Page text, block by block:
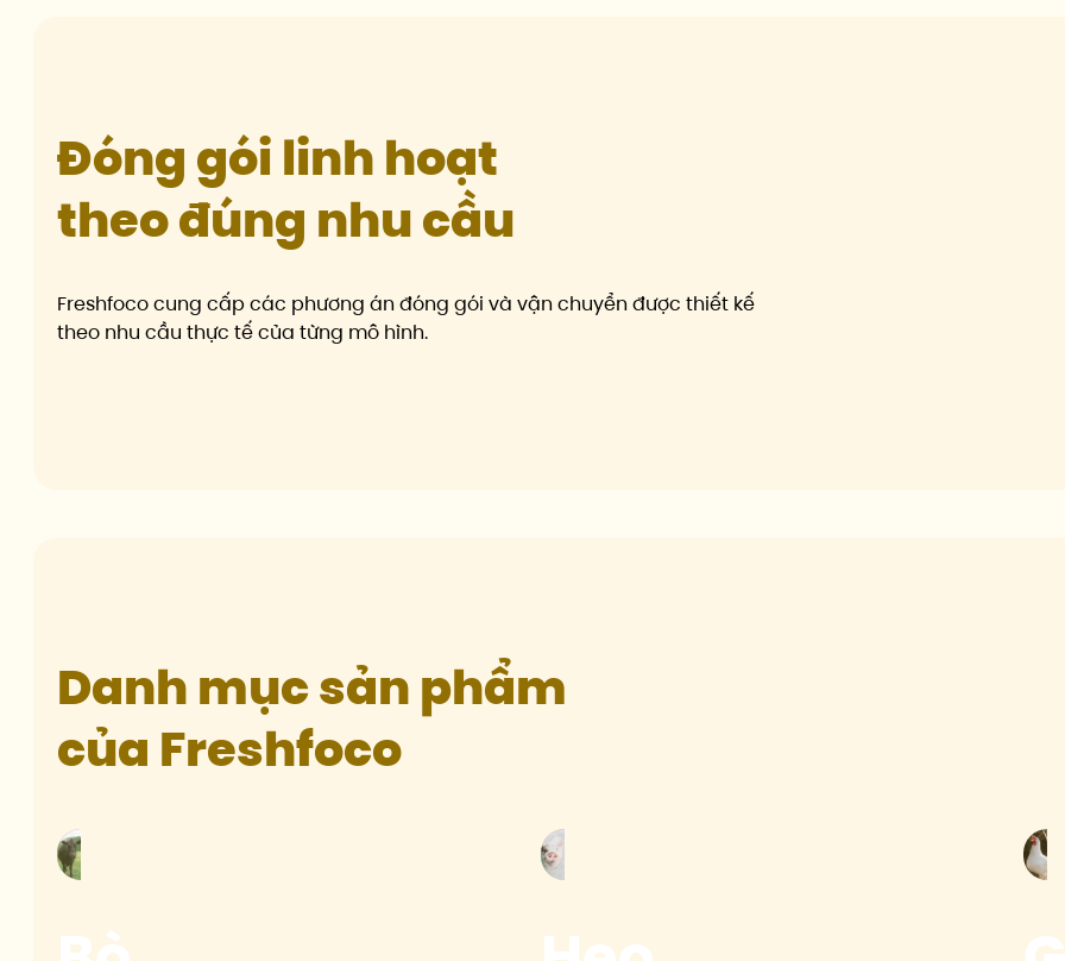
Đóng gói linh hoạt
theo đúng nhu cầu
Freshfoco cung cấp các phương án đóng gói và vận chuyển được thiết kế
theo nhu cầu thực tế của từng mô hình.
Danh mục sản phẩm
của Freshfoco